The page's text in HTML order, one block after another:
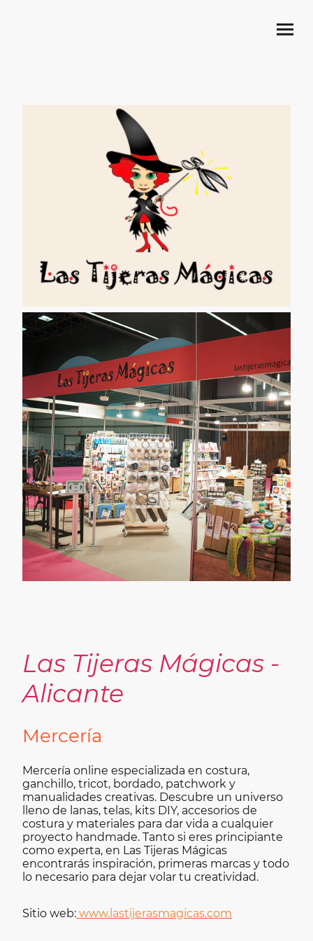
Las Tijeras Mágicas -
Alicante
Mercería
Mercería online especializada en costura,
ganchillo, tricot, bordado, patchwork y
manualidades creativas. Descubre un universo
lleno de lanas, telas, kits DIY, accesorios de
costura y materiales para dar vida a cualquier
proyecto handmade. Tanto si eres principiante
como experta, en Las Tijeras Mágicas
encontrarás inspiración, primeras marcas y todo
lo necesario para dejar volar tu creatividad.
Sitio web: www.lastijerasmagicas.com